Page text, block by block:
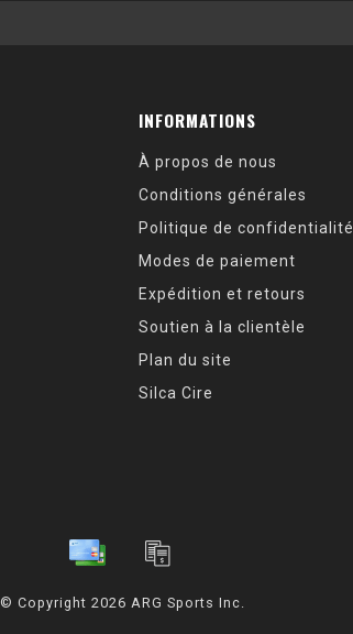
INFORMATIONS
À propos de nous
Conditions générales
Politique de confidentialité
Modes de paiement
Expédition et retours
Soutien à la clientèle
Plan du site
Silca Cire
© Copyright 2026 ARG Sports Inc.